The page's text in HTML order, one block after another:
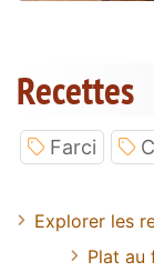
Recettes
Farci
Explorer les
Plat au